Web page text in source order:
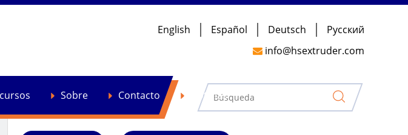
English Español Deutsch Pусский
 info@hsextruder.com
Sobre Contacto Noticias
NUEVA ESCALA DE LABORA DEL LAB MINI TORNILLO SINGUNA
Extrusor de tornillo único personalizado para uso de laboratorio.
Cantidad: